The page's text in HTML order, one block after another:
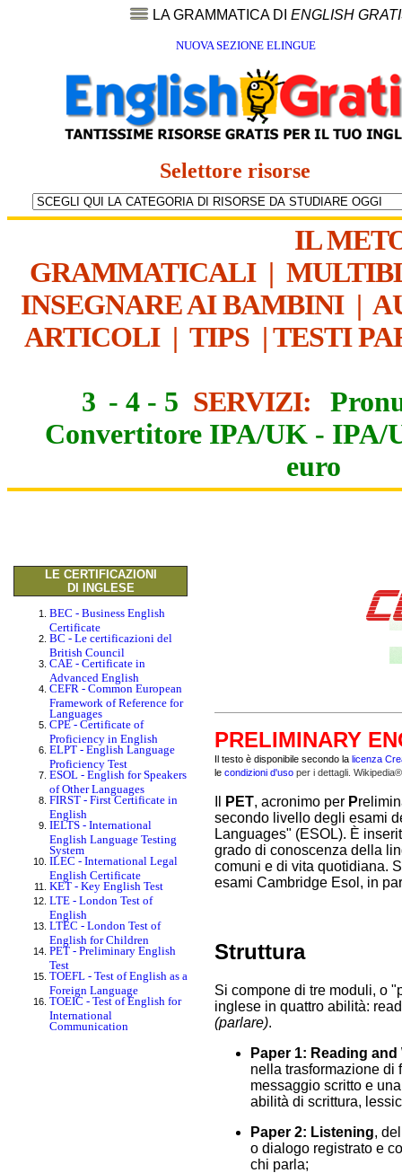
LA GRAMMATICA DI ENGLISH
NUOVA SEZIONE ELINGUE
Selettore risorse
IL
GRAMMATICALI|
INSEGNARE AI BAMBINI|
ARTICOLI| TIPS| TESTI
3 - 4 - 5 SERVIZI:
Convertitore IPA/UK - IPA/
euro
LE CERTIFICAZIONI
DI INGLESE
BEC - Business English
Certificate
BC - Le certificazioni del
British Council
CAE - Certificate in
Advanced English
CEFR - Common European
Framework of Reference for
Languages
CPE - Certificate of
Proficiency in English
ELPT - English Language
Proficiency Test
ESOL - English for Speakers
of Other Languages
FIRST - First Certificate in
English
IELTS - International
English Language Testing
System
ILEC - International Legal
English Certificate
KET - Key English Test
LTE - London Test of
English
LTEC - London Test of
English for Children
PET - Preliminary English
Test
TOEFL - Test of English as a
Foreign Language
TOEIC - Test of English for
International
Communication
PRELIMINARY
Il testo è disponibile secondo la licenza
le condizioni d'uso per i dettagli.
PET, acronimo per P
secondo livello degli esami
Languages" (ESOL). È
grado di conoscenza della
comuni e di vita quotidiana.
esami Cambridge Esol, in
Struttura
Si compone di tre moduli, o
inglese in quattro abilità:
(parlare).
Paper 1: Reading
nella trasformazione di
messaggio scritto e
abilità di scrittura,
Paper 2: Listening,
o dialogo registrato e
chi parla;